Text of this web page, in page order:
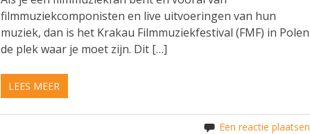
filmmuziekcomponisten en live uitvoeringen van hun
muziek, dan is het Krakau Filmmuziekfestival (FMF) in Polen
de plek waar je moet zijn. Dit […]
LEES MEER
Een reactie plaatsen